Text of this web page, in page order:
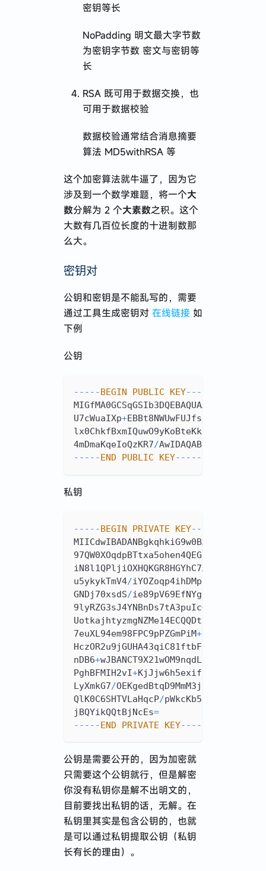
密钥等长
NoPadding 明文最大字节数
为密钥字节数 密文与密钥等
长
RSA 既可用于数据交换，也
可用于数据校验
数据校验通常结合消息摘要
算法 MD5withRSA 等
这个加密算法就牛逼了，因为它
涉及到一个数学难题，将一个大
数分解为 2 个大素数之积。这个
大数有几百位长度的十进制数那
么大。
密钥对
公钥和密钥是不能乱写的，需要
通过工具生成密钥对 在线链接 如
下例
公钥
-- -- - BEGIN PUBLIC KEY-- --
U7cWuaIXp+
4mDmaKqeIoQzKR7/AwIDAQAB
-- -- - END PUBLIC KEY-- -- -
私钥
-- -- -BEGIN PRIVATE KEY--
97QW0XOqdpBTtxa5ohen4QEG3w1ZTAVQl
u5ykykTmV4/
GNDj70xsdS/
7euXL94em98FPC9pPZGmPiM+
nDB6+
PghBFMIH2vI+
LyXmkG7/OEKgedBtqD9MmM3jg
QlK0C6SHTVLaHqcP/
jBQYikQQtBjNcEs=
-- -- -END PRIVATE KEY-- --
公钥是需要公开的，因为加密就
只需要这个公钥就行，但是解密
你没有私钥你是解不出明文的，
目前要找出私钥的话，无解。在
私钥里其实是包含公钥的，也就
是可以通过私钥提取公钥（私钥
长有长的理由）。